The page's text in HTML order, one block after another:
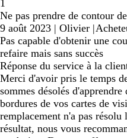
1
Ne pas prendre de contour
9 août 2023 | Olivier |
Pas capable d'obtenir une
refaire mais sans succès
Réponse du service à la
Merci d'avoir pris le temps
sommes désolés
bordures de vos cartes de
remplacement n'a pas
résultat, nous vous